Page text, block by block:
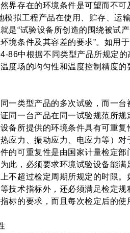
存在的环境条件是可望而不可
模拟工程产品在使用、贮存、运
是“试验设备所创造的围绕被试
境条件及其容差的要求”。如用
86中根据不同类型产品所规定
度场的均匀性和温度控制精度
类型产品的多次试验，而一台
同一台产品在同一试验规范所
备所提供的环境条件具有可重
应力、振动应力、电应力等）对
可重复性是由国家计量检定部
此，必须要求环境试验设备能
不超过检定周期所规定的时限
技术指标外，还必须满足检定
标的要求，而且每次检定后的